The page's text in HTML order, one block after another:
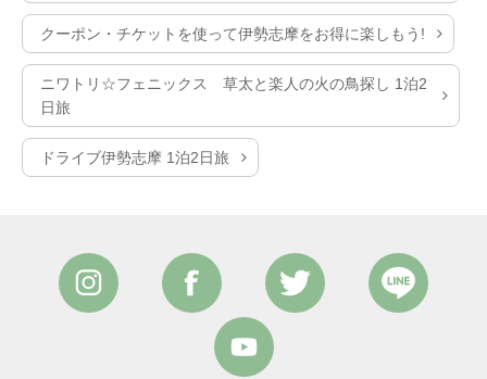
クーポン・チケットを使って伊勢志摩をお得に楽しもう!
ニワトリ☆フェニックス 草太と楽人の火の鳥探し 1泊2
日旅
ドライブ伊勢志摩 1泊2日旅